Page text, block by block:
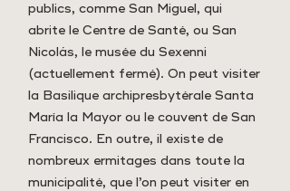
publics, comme San Miguel, qui
abrite le Centre de Santé, ou San
Nicolás, le musée du Sexenni
(actuellement fermé). On peut visiter
la Basilique archipresbytérale Santa
María la Mayor ou le couvent de San
Francisco. En outre, il existe de
nombreux ermitages dans toute la
municipalité, que l’on peut visiter en